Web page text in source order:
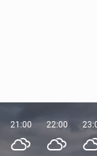
21:00 22:00